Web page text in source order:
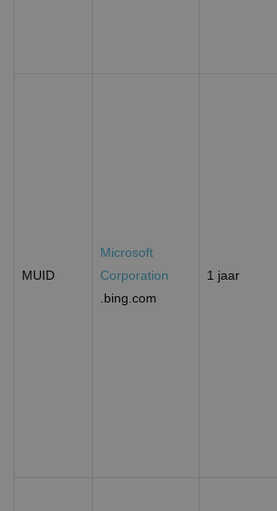
MUID
Microsoft
Corporation
.bing.com
1 jaar